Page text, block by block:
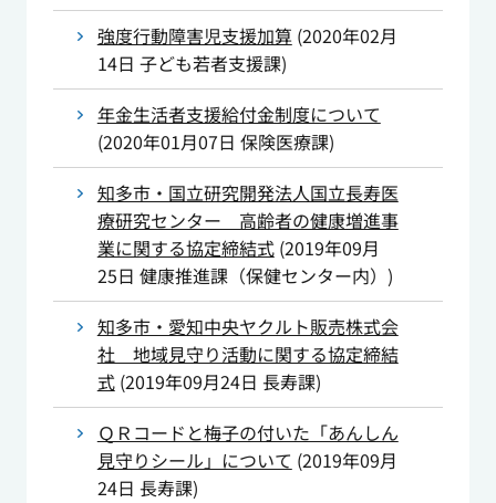
強度行動障害児支援加算 (2020年02月
14日 子ども若者支援課)
年金生活者支援給付金制度について
(2020年01月07日 保険医療課)
知多市・国立研究開発法人国立長寿医
療研究センター 高齢者の健康増進事
業に関する協定締結式(2019年09月
25日 健康推進課（保健センター内） )
知多市・愛知中央ヤクルト販売株式会
社 地域見守り活動に関する協定締結
式(2019年09月24日 長寿課)
ＱＲコードと梅子の付いた「あんしん
見守りシール」について (2019年09月
24日 長寿課)